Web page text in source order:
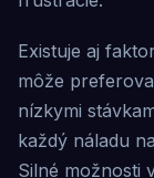
Existuje aj
môže
nízkymi
každý náladu
Silné možnosti